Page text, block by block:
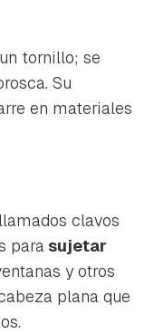
tornillo; se
Su
en materiales
clavos
para sujetar
y otros
plana que